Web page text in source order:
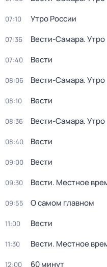
07:10 Утро России
07:36 Вести-Самара. Утро
07:40 Вести
08:06 Вести-Самара. Утро
08:10 Вести
08:36 Вести-Самара. Утро
08:40 Вести
09:00 Вести
09:30 Вести. Местное
09:55 О самом главном
11:00 Вести
11:30 Вести. Местное
12:00 60 минут